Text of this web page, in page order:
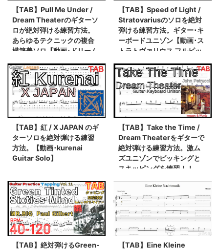
【TAB】Pull Me Under /
Dream Theaterのギターソ
ロが絶対弾ける練習方法。
あらゆるテクニックの複合
構築美ソロ【動画･ドリーム
レガート基礎練習】
【TAB】Speed of Light /
Stratovariusのソロを絶対
弾ける練習方法。ギター･キ
ーボードユニゾン【動画･ス
トラトヴァリウス フルピッ
【TAB】紅 / X JAPAN のギ
ターソロを絶対弾ける練習
方法。【動画･kurenai
Guitar Solo】
【TAB】Take the Time /
Dream Theaterをギターで
絶対弾ける練習方法。激ム
ズユニゾンでピッキングと
スキッピングを練習！！
【TAB】絶対弾けるGreen-
【TAB】Eine Kleine